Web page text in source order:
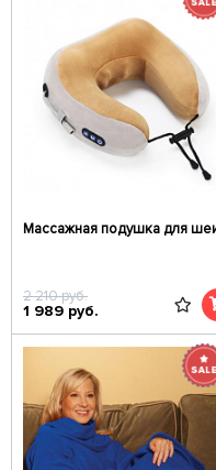
Массажная подушка для
2 210руб.
1 989 руб.